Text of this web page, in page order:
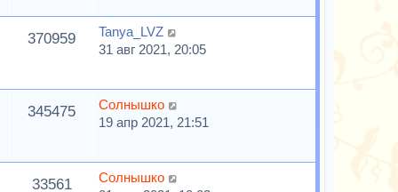
370959
Tanya_LVZ
31 авг 2021, 20:05
345475
Солнышко
19 апр 2021, 21:51
33561
Солнышко